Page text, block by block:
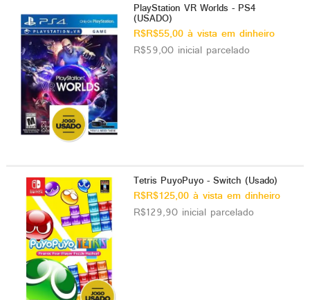
PlayStation VR Worlds - PS4
(USADO)
R$R$55,00 à vista em dinheiro
R$59,00 inicial parcelado
Tetris PuyoPuyo - Switch (Usado)
R$R$125,00 à vista em dinheiro
R$129,90 inicial parcelado